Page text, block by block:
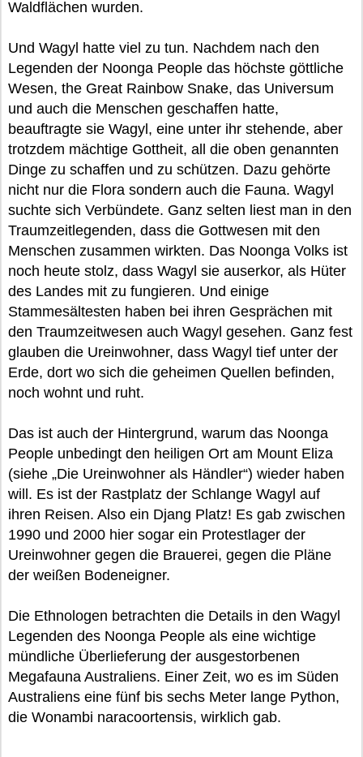
Waldflächen wurden.
Und Wagyl hatte viel zu tun. Nachdem nach den
Legenden der Noonga People das höchste göttliche
Wesen, the Great Rainbow Snake, das Universum
und auch die Menschen geschaffen hatte,
beauftragte sie Wagyl, eine unter ihr stehende, aber
trotzdem mächtige Gottheit, all die oben genannten
Dinge zu schaffen und zu schützen. Dazu gehörte
nicht nur die Flora sondern auch die Fauna. Wagyl
suchte sich Verbündete. Ganz selten liest man in den
Traumzeitlegenden, dass die Gottwesen mit den
Menschen zusammen wirkten. Das Noonga Volks ist
noch heute stolz, dass Wagyl sie auserkor, als Hüter
des Landes mit zu fungieren. Und einige
Stammesältesten haben bei ihren Gesprächen mit
den Traumzeitwesen auch Wagyl gesehen. Ganz fest
glauben die Ureinwohner, dass Wagyl tief unter der
Erde, dort wo sich die geheimen Quellen befinden,
noch wohnt und ruht.
Das ist auch der Hintergrund, warum das Noonga
People unbedingt den heiligen Ort am Mount Eliza
(siehe „Die Ureinwohner als Händler“) wieder haben
will. Es ist der Rastplatz der Schlange Wagyl auf
ihren Reisen. Also ein Djang Platz! Es gab zwischen
1990 und 2000 hier sogar ein Protestlager der
Ureinwohner gegen die Brauerei, gegen die Pläne
der weißen Bodeneigner.
Die Ethnologen betrachten die Details in den Wagyl
Legenden des Noonga People als eine wichtige
mündliche Überlieferung der ausgestorbenen
Megafauna Australiens. Einer Zeit, wo es im Süden
Australiens eine fünf bis sechs Meter lange Python,
die Wonambi naracoortensis, wirklich gab.